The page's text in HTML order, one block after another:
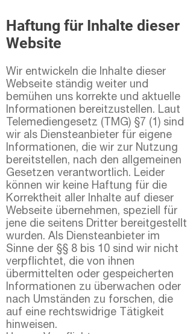
Haftung für Inhalte dieser
Website
Wir entwickeln die Inhalte dieser
Webseite ständig weiter und
bemühen uns korrekte und aktuelle
Informationen bereitzustellen. Laut
Telemediengesetz (TMG) §7 (1) sind
wir als Diensteanbieter für eigene
Informationen, die wir zur Nutzung
bereitstellen, nach den allgemeinen
Gesetzen verantwortlich. Leider
können wir keine Haftung für die
Korrektheit aller Inhalte auf dieser
Webseite übernehmen, speziell für
jene die seitens Dritter bereitgestellt
wurden. Als Diensteanbieter im
Sinne der §§ 8 bis 10 sind wir nicht
verpflichtet, die von ihnen
übermittelten oder gespeicherten
Informationen zu überwachen oder
nach Umständen zu forschen, die
auf eine rechtswidrige Tätigkeit
hinweisen.